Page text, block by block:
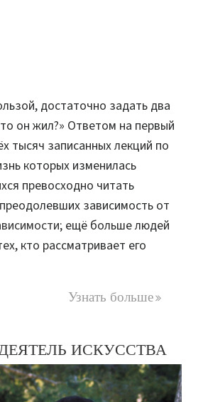
достаточно задать два
он жил?» Ответом на первый
тысяч записанных лекций по
которых изменилась
превосходно читать
зависимость от
; ещё больше людей
кто рассматривает его
Узнать больше
ИСКУССТВА